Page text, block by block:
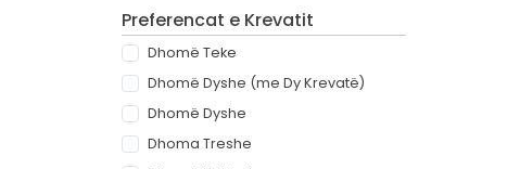
Preferencat e Krevatit
Dhomë Teke
Dhomë Dyshe (me Dy Krevatë)
Dhomë Dyshe
Dhoma Treshe